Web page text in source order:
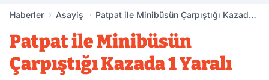
Haberler Asayiş
Patpat ile Minibüsün Çarpıştığı Kazada 1
Patpat ile Minibüsün
Çarpıştığı Kazada 1 Yaralı